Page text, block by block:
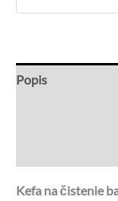
Popis
Kefa na čistenie